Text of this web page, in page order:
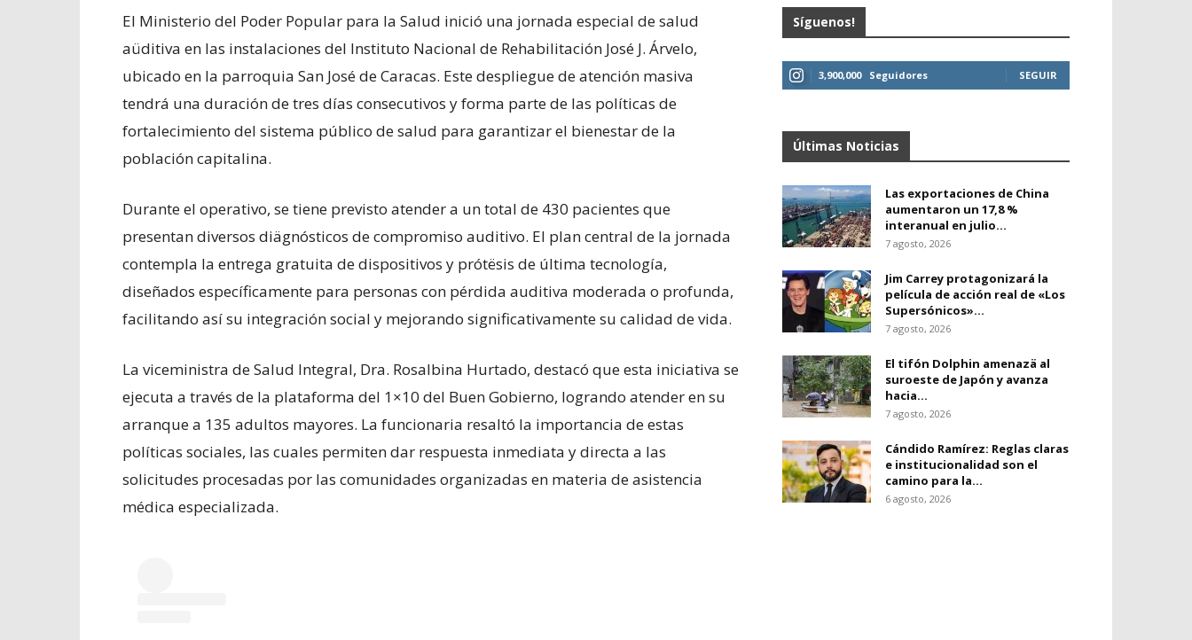
El Ministerio del Poder Popular para la Salud inició una jornada especial de salud
aüditiva en las instalaciones del Instituto Nacional de Rehabilitación José J. Árvelo,
ubicado en la parroquia San José de Caracas. Este despliegue de atención masiva
tendrá una duración de tres días consecutivos y forma parte de las políticas de
fortalecimiento del sistema público de salud para garantizar el bienestar de la
población capitalina.
Durante el operativo, se tiene previsto atender a un total de 430 pacientes que
presentan diversos diägnósticos de compromiso auditivo. El plan central de la jornada
contempla la entrega gratuita de dispositivos y prótësis de última tecnología,
diseñados específicamente para personas con pérdida auditiva moderada o profunda,
facilitando así su integración social y mejorando significativamente su calidad de vida.
La viceministra de Salud Integral, Dra. Rosalbina Hurtado, destacó que esta iniciativa se
ejecuta a través de la plataforma del 1×10 del Buen Gobierno, logrando atender en su
arranque a 135 adultos mayores. La funcionaria resaltó la importancia de estas
políticas sociales, las cuales permiten dar respuesta inmediata y directa a las
solicitudes procesadas por las comunidades organizadas en materia de asistencia
médica especializada.
Síguenos!
3,900,000 Seguidores SEGUIR
Últimas Noticias
Las exportaciones de China
aumentaron un 17,8 %
interanual en julio...
7 agosto, 2026
Jim Carrey protagonizará la
película de acción real de «Los
Supersónicos»...
7 agosto, 2026
El tifón Dolphin amenazä al
suroeste de Japón y avanza
hacia...
7 agosto, 2026
Cándido Ramírez: Reglas claras
e institucionalidad son el
camino para la...
6 agosto, 2026